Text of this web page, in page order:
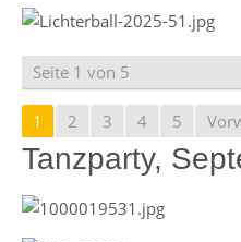
Seite 1 von 5
1 2 3 4 5
Tanzparty,